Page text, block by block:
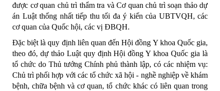
được cơ quan chủ trì thẩm tra và Cơ quan chủ trì soạn thảo dự
án Luật thống nhất tiếp thu tối đa ý kiến của UBTVQH, các
cơ quan của Quốc hội, các vị ĐBQH.
Đặc biệt là quy định liên quan đến Hội đồng Y khoa Quốc gia,
theo đó, dự thảo Luật quy định Hội đồng Y khoa Quốc gia là
tổ chức do Thủ tướng Chính phủ thành lập, có các nhiệm vụ:
Chủ trì phối hợp với các tổ chức xã hội - nghề nghiệp về khám
bệnh, chữa bệnh và cơ quan, tổ chức khác có liên quan trong